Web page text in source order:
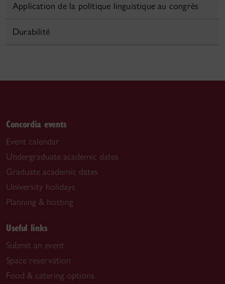
Application de la politique linguistique au congrès
Durabilité
Concordia events
Event calendar
Undergraduate academic dates
Graduate academic dates
University holidays
Planning & hosting
Useful links
Submit an event
Space reservation
Food & catering options